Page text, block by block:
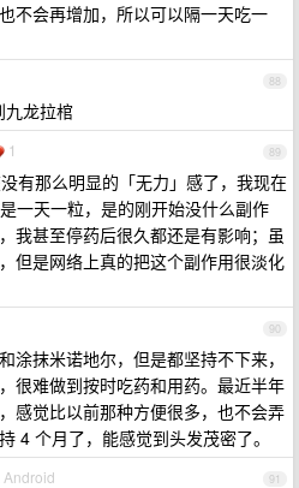
不会再增加，所以可以隔一天吃一
88
九龙拉棺
89
1
有那么明显的「无力」感了，我现在
一天一粒，是的刚开始没什么副作
我甚至停药后很久都还是有影响；虽
但是网络上真的把这个副作用很淡化
90
涂抹米诺地尔，但是都坚持不下来，
很难做到按时吃药和用药。最近半年
感觉比以前那种方便很多，也不会弄
4 个月了，能感觉到头发茂密了。
91